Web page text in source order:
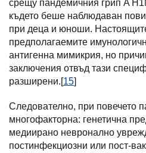
срещу пандемичния грип A
където беше наблюдаван
при деца и юноши.
предполагаемите
антигенна мимикрия, но
заключения отвъд тази
разширени.[15]
Следователно, при повечето
многофакторна: генетична
медиирано невронално
постинфекциозни или пост-